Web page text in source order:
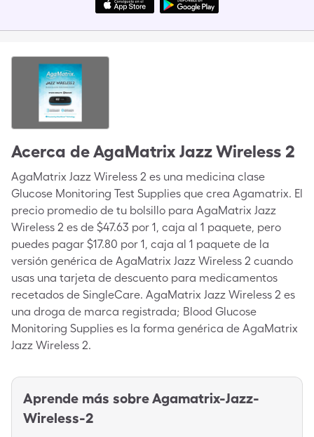
Acerca deAgaMatrix Jazz Wireless 2
AgaMatrix Jazz Wireless 2 es una medicina clase
Glucose Monitoring Test Supplies que crea Agamatrix. El
precio promedio de tu bolsillo para AgaMatrix Jazz
Wireless 2 es de $47.63 por 1, caja al 1 paquete, pero
puedes pagar $17.80 por 1, caja al 1 paquete de la
versión genérica de AgaMatrix Jazz Wireless 2 cuando
usas una tarjeta de descuento para medicamentos
recetados de SingleCare. AgaMatrix Jazz Wireless 2 es
una droga de marca registrada; Blood Glucose
Monitoring Supplies es la forma genérica de AgaMatrix
Jazz Wireless 2.
Aprende más sobreAgamatrix-Jazz-
Wireless-2